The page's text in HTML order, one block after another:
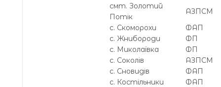
смт. Золотий
Потік
АЗПСМ
с. Скоморохи
ФАП
с. Жнибороди
ФП
с. Миколаївка
ФП
с. Соколів
АЗПСМ
с. Сновидів
ФАП
с. Костільники
ФАП